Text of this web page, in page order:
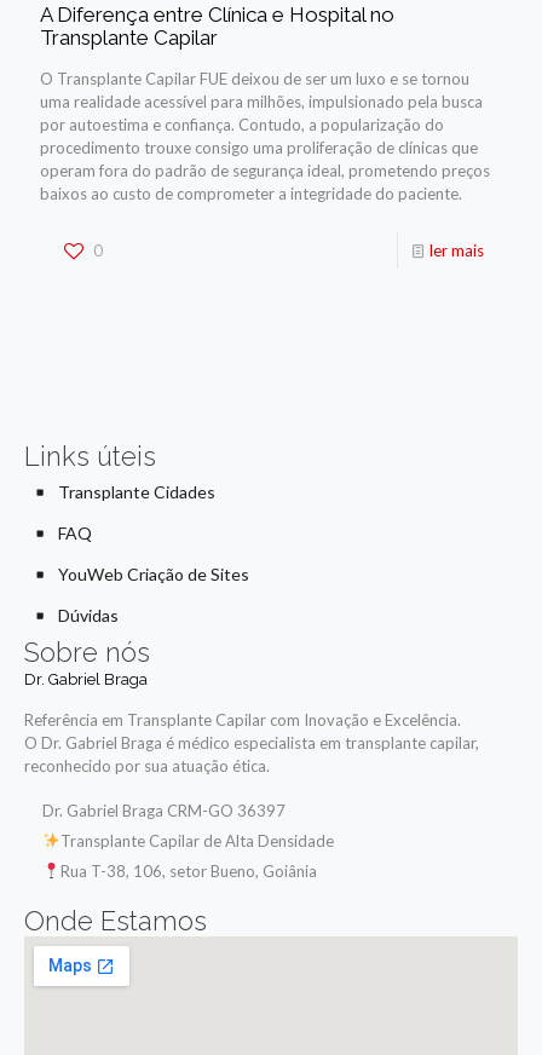
A Diferença entre Clínica e Hospital no
Transplante Capilar
O Transplante Capilar FUE deixou de ser um luxo e se tornou
uma realidade acessível para milhões, impulsionado pela busca
por autoestima e confiança. Contudo, a popularização do
procedimento trouxe consigo uma proliferação de clínicas que
operam fora do padrão de segurança ideal, prometendo preços
baixos ao custo de comprometer a integridade do paciente.
0 ler mais
Links úteis
Transplante Cidades
FAQ
YouWeb Criação de Sites
Dúvidas
Sobre nós
Dr. Gabriel Braga
Referência em Transplante Capilar com Inovação e Excelência.
O Dr. Gabriel Braga é médico especialista em transplante capilar,
reconhecido por sua atuação ética.
Dr. Gabriel Braga CRM-GO 36397
Transplante Capilar de Alta Densidade
Rua T-38, 106, setor Bueno, Goiânia
Onde Estamos